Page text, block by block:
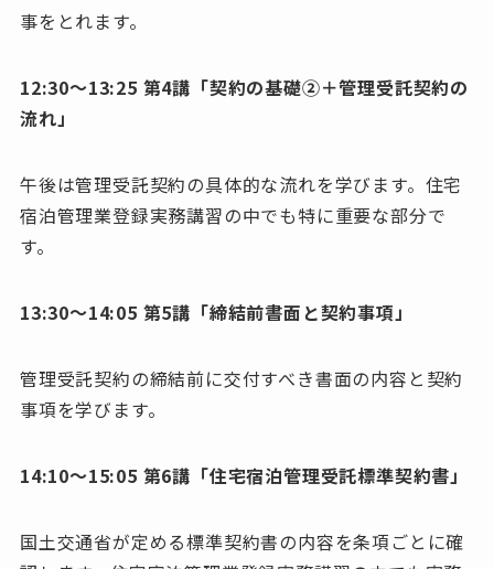
事をとれます。
12:30〜13:25 第4講「契約の基礎②＋管理受託契約の
流れ」
午後は管理受託契約の具体的な流れを学びます。住宅
宿泊管理業登録実務講習の中でも特に重要な部分で
す。
13:30〜14:05 第5講「締結前書面と契約事項」
管理受託契約の締結前に交付すべき書面の内容と契約
事項を学びます。
14:10〜15:05 第6講「住宅宿泊管理受託標準契約書」
国土交通省が定める標準契約書の内容を条項ごとに確